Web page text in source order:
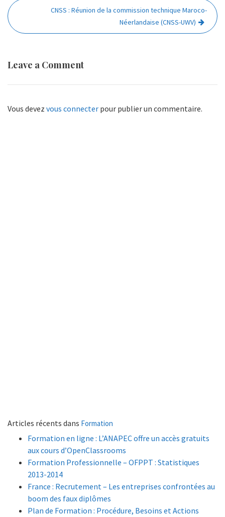
l’article
CNSS : Réunion de la commission technique Maroco-
Néerlandaise (CNSS-UWV)
Leave a Comment
Vous devez vous connecter pour publier un commentaire.
Articles récents dans Formation
Formation en ligne : L’ANAPEC offre un accès gratuits
aux cours d’OpenClassrooms
Formation Professionnelle – OFPPT : Statistiques
2013-2014
France : Recrutement – Les entreprises confrontées au
boom des faux diplômes
Plan de Formation : Procédure, Besoins et Actions